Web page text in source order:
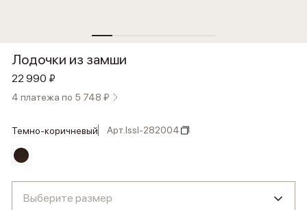
Лодочки из замши
22 990 ₽
4 платежа по 5 748 ₽
темно-коричневый Арт.lssl-282004
Выберите размер